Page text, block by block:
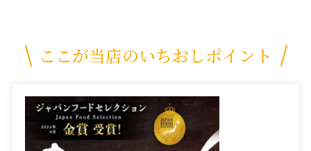
ここが当店のいちおしポイント